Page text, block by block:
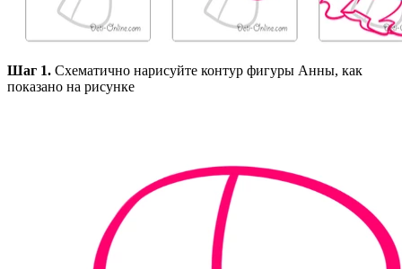
Шаг 1. Схематично нарисуйте контур фигуры Анны, как
показано на рисунке